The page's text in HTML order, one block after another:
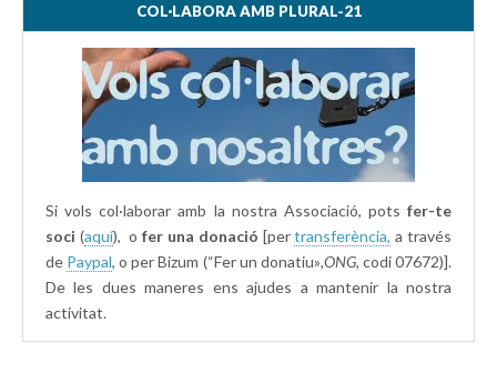
COL·LABORA AMB PLURAL-21
Si vols col·laborar amb la nostra Associació, pots fer-te
soci (aquí), ofer una donació [pertransferència, a través
de Paypal, o per Bizum (“Fer un donatiu»,ONG, codi 07672)].
De les dues maneres ens ajudes a mantenir la nostra
activitat.